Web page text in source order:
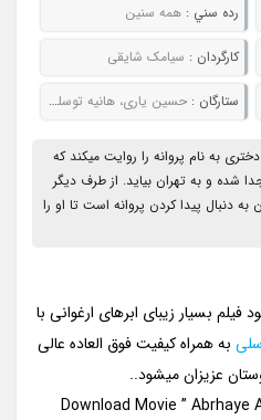
رده سني : همه سنین
کارگردان : سیامک شایقی
ستارگان : حسین یاری، هانیه توسلی، شبنم مقدمی، بهناز جعفری، شیرین یزدان بخش
به نام پروانه را روایت میکند که
شده و به تهران بیاید. از طرف دیگر
دنبال پیدا کردن پروانه است تا او را
فیلم بسیار زیبای ابرهای ارغوانی با
به همراه کیفیت فوق العاده عالی
Download Movie ” Abrhaye